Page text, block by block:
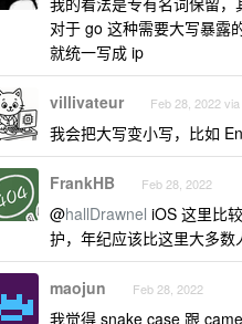
对于 go 这种需要大写暴露
就统一写成 ip
villivateur Feb 28, 2022
我会把大写变小写，比如
FrankHB Feb 28, 2022
@hallDrawnel iOS 这里比
护，年纪应该比这里大多
maojun Feb 28, 2022
我觉得 snake case 跟